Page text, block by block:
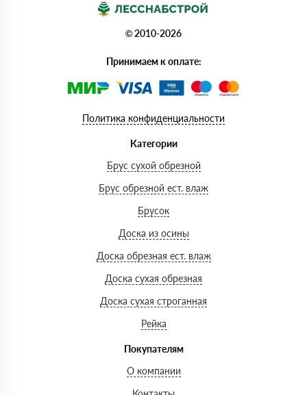
© 2010-2026
Принимаем к оплате:
Политика конфиденциальности
Категории
Брус сухой обрезной
Брус обрезной ест. влаж
Брусок
Доска из осины
Доска обрезная ест. влаж
Доска сухая обрезная
Доска сухая строганная
Рейка
Покупателям
О компании